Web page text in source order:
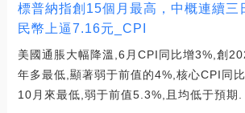
標普納指創15個月最高，中概連續三
民幣上逼7.16元_CPI
美國通脹大幅降溫,6月CPI同比增3%,創
年多最低,顯著弱于前值的4%,核心CPI同
10月來最低,弱于前值5.3%,且均低于預期.